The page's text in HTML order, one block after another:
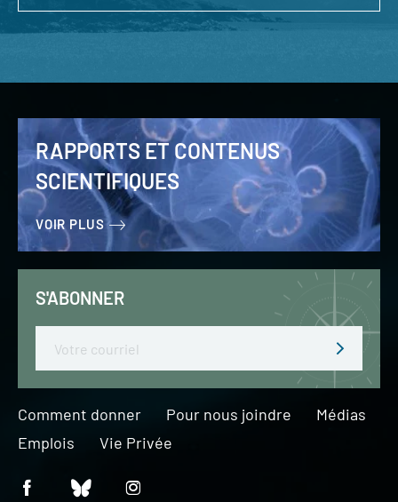
RAPPORTS ET CONTENUS
SCIENTIFIQUES
VOIR PLUS
S'ABONNER
Comment donner Pour nous joindre
Médias
Emplois
Vie Privée